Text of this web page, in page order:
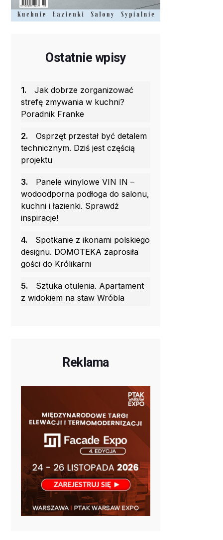
Ostatnie wpisy
1.
Jak dobrze zorganizować
strefę zmywania w kuchni?
Poradnik Franke
2.
Osprzęt przestał być detalem
technicznym. Dziś jest częścią
projektu
3.
Panele winylowe VIN IN –
wodoodporna podłoga do salonu,
kuchni i łazienki. Sprawdź
inspiracje!
4.
Spotkanie z ikonami polskiego
designu. DOMOTEKA zaprosiła
gości do Królikarni
5.
Sztuka otulenia. Apartament
z widokiem na staw Wróbla
Reklama